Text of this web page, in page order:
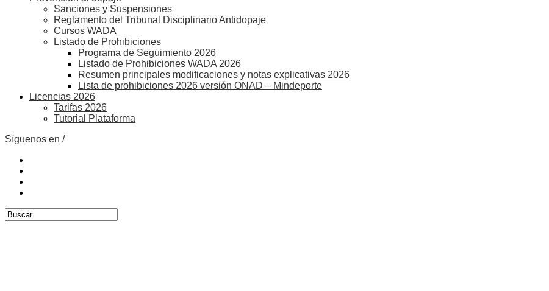
Sanciones y Suspensiones
Reglamento del Tribunal Disciplinario Antidopaje
Cursos WADA
Listado de Prohibiciones
Programa de Seguimiento 2026
Listado de Prohibiciones WADA 2026
Resumen principales modificaciones y notas explicativas 2026
Lista de prohibiciones 2026 versión ONAD – Mindeporte
Licencias 2026
Tarifas 2026
Tutorial Plataforma
Síguenos en /